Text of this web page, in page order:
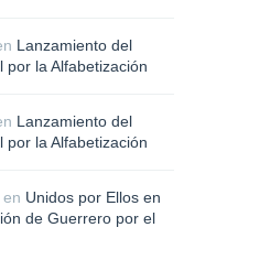
Lanzamiento del
por la Alfabetización
Lanzamiento del
por la Alfabetización
en Unidos por Ellos en
de Guerrero por el